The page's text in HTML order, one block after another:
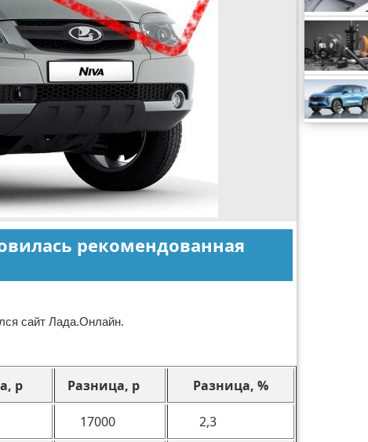
рекомендованная
сайт Лада.Онлайн.
р Разница, р Разница, %
17000 2,3